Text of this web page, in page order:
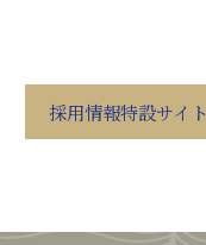
採用情報特設サイト